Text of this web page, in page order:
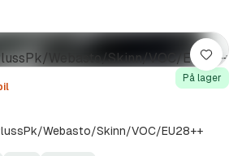
På lager
Webasto/Skinn/VOC/EU28++
Lagre